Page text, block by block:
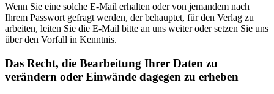
Wenn Sie eine solche E-Mail erhalten oder von jemandem nach
Ihrem Passwort gefragt werden, der behauptet, für den Verlag zu
arbeiten, leiten Sie die E-Mail bitte an uns weiter oder setzen Sie uns
über den Vorfall in Kenntnis.
Das Recht, die Bearbeitung Ihrer Daten zu
verändern oder Einwände dagegen zu erheben